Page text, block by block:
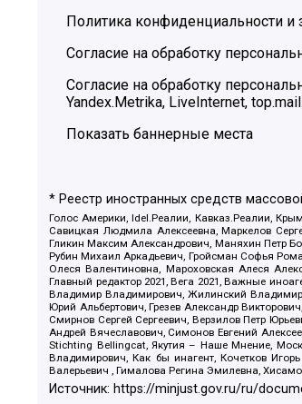
Политика конфиденциальности
Согласие на обработку
Согласие на обработку
Yandex.Metrika, LiveInternet,
Показать баннерные места
* Реестр иностранных средств
Голос Америки, Idel.Реалии, Кавказ.Реалии,
Савицкая Людмила Алексеевна, Маркелов
Гликин Максим Александрович, Маняхин Петр
Рубин Михаил Аркадьевич, Гройсман Софья
Олеся Валентиновна, Мароховская Алеся
Главный редактор 2021, Вега 2021, Важные
Владимир Владимирович, Жилинский Владимир
Юрий Альбертович, Грезев Александр
Смирнов Сергей Сергеевич, Верзилов Петр
Андрей Вячеславович, Симонов Евгений
Stichting Bellingcat, Якутия – Наше Мнение,
Владимирович, Как бы инагент, Кочетков
Валерьевич , Гималова Регина Эмилевна,
Источник: https://minjust.gov.ru/ru/